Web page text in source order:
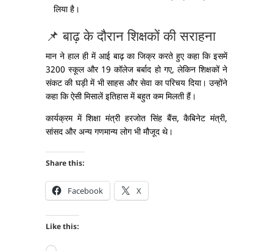
लिया है।
📌 बाढ़ के दौरान शिक्षकों की सराहना
मान ने हाल ही में आई बाढ़ का जिक्र करते हुए कहा कि इसमें
3200 स्कूल और 19 कॉलेज बर्बाद हो गए, लेकिन शिक्षकों ने
संकट की घड़ी में भी साहस और सेवा का परिचय दिया। उन्होंने
कहा कि ऐसी मिसालें इतिहास में बहुत कम मिलती हैं।
कार्यक्रम में शिक्षा मंत्री हरजोत सिंह बैंस, कैबिनेट मंत्री,
सांसद और अन्य गणमान्य लोग भी मौजूद थे।
Share this:
Facebook X
Like this: